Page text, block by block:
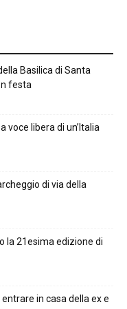
Basilica di Santa
festa
voce libera di un’Italia
di via della
la 21esima edizione di
in casa della ex e